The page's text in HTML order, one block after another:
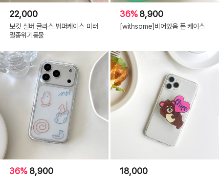
22,000
보킷 실버 글라스 범퍼케이스 미러
멸종위기동물
36%8,900
[withsome]비어있음 폰 케이스
36% 8,900 18,000